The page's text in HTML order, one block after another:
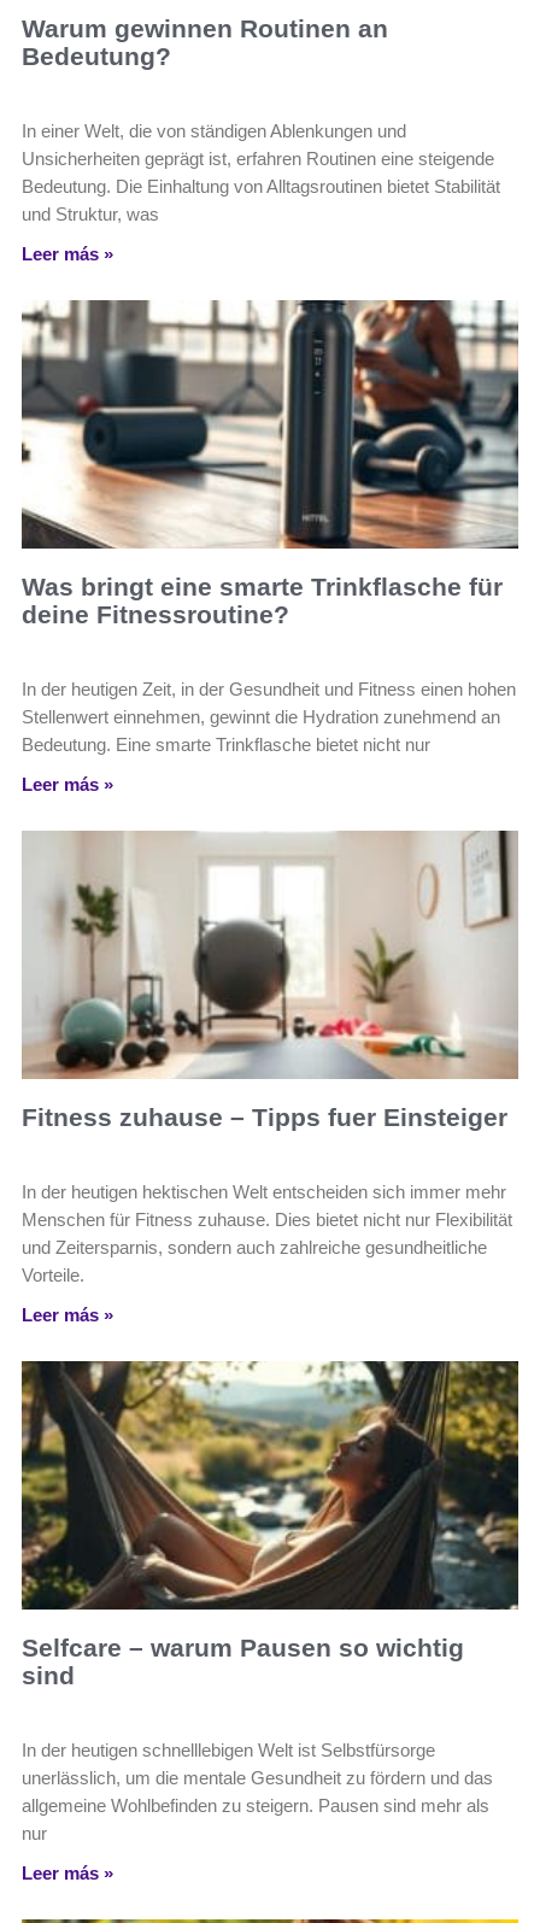
Warum gewinnen Routinen an
Bedeutung?
In einer Welt, die von ständigen Ablenkungen und
Unsicherheiten geprägt ist, erfahren Routinen eine steigende
Bedeutung. Die Einhaltung von Alltagsroutinen bietet Stabilität
und Struktur, was
Leer más »
Was bringt eine smarte Trinkflasche für
deine Fitnessroutine?
In der heutigen Zeit, in der Gesundheit und Fitness einen hohen
Stellenwert einnehmen, gewinnt die Hydration zunehmend an
Bedeutung. Eine smarte Trinkflasche bietet nicht nur
Leer más »
Fitness zuhause – Tipps fuer Einsteiger
In der heutigen hektischen Welt entscheiden sich immer mehr
Menschen für Fitness zuhause. Dies bietet nicht nur Flexibilität
und Zeitersparnis, sondern auch zahlreiche gesundheitliche
Vorteile.
Leer más »
Selfcare – warum Pausen so wichtig
sind
In der heutigen schnelllebigen Welt ist Selbstfürsorge
unerlässlich, um die mentale Gesundheit zu fördern und das
allgemeine Wohlbefinden zu steigern. Pausen sind mehr als
nur
Leer más »